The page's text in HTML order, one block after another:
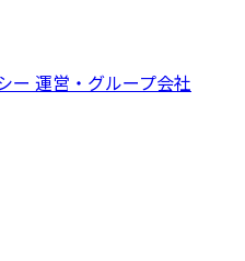
ー 運営・グループ会社